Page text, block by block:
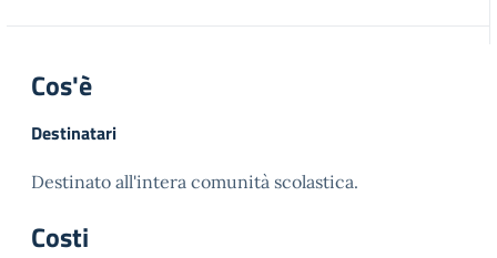
Cos'è
Destinatari
Destinato all'intera comunità scolastica.
Costi